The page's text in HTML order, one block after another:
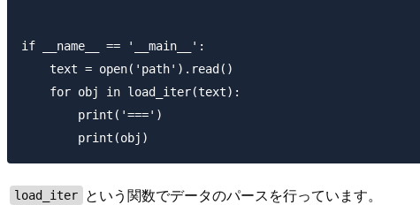
if __name__ == '__main__':
    text = open('path').read()
    for obj in load_iter(text):
        print('===')
load_iter
という関数でデータのパースを行っています。